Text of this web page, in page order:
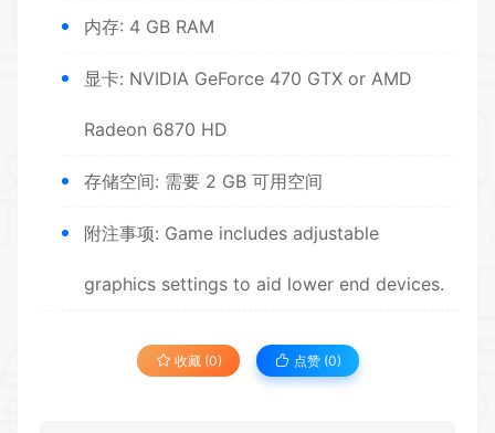
内存: 4 GB RAM
显卡: NVIDIA GeForce 470 GTX or AMD
Radeon 6870 HD
存储空间: 需要 2 GB 可用空间
附注事项: Game includes adjustable
graphics settings to aid lower end devices.
收藏 (0) 点赞 (0)